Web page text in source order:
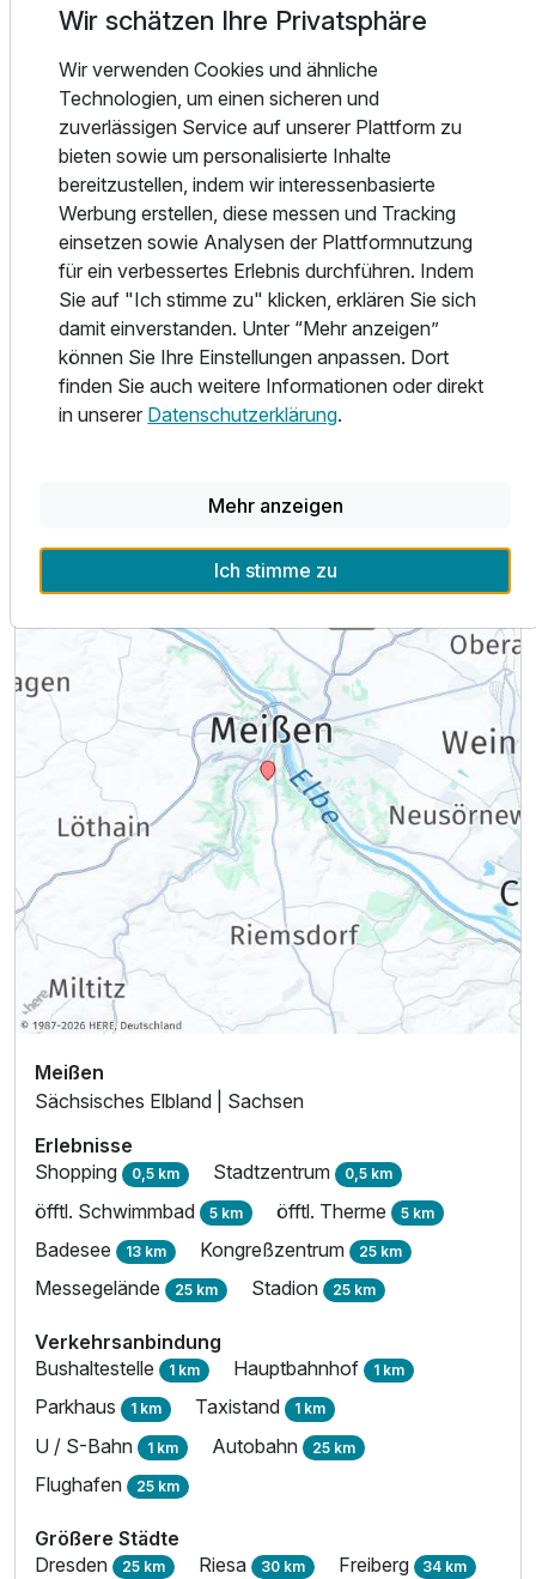
Einzelzimmer
1 Erwachsenen und 1 Kind
Zusatznächte
p.P. ab 115,00 €
täglich von 11:00 bis 22:30 Uhr köstliche Gaumenfreuden
genießen. Erleben Sie ein Stück Italien in unserer
idyllischen Umgebung und tanken Sie nach einem
aufregenden Tag Kraft. Gerne können Sie die Speisen
auch zum Mitnehmen bestellen, um sich für Ihren Ausflug
zu stärken.
Alle Infos zum Hotel Siebeneichen
Lage & Umgebung
Meißen
Sächsisches Elbland | Sachsen
Erlebnisse
Shopping 0,5 km Stadtzentrum 0,5 km
öfftl. Schwimmbad 5 km öfftl. Therme 5 km
Badesee 13 km Kongreßzentrum 25 km
Messegelände 25 km Stadion 25 km
Verkehrsanbindung
Bushaltestelle 1 km Hauptbahnhof 1 km
Parkhaus 1 km Taxistand 1 km
U / S-Bahn 1 km Autobahn 25 km
Flughafen 25 km
Größere Städte
Dresden 25 km Riesa 30 km Freiberg 34 km
Wir schätzen Ihre Privatsphäre
Wir verwenden Cookies und ähnliche
Technologien, um einen sicheren und
zuverlässigen Service auf unserer Plattform zu
bieten sowie um personalisierte Inhalte
bereitzustellen, indem wir interessenbasierte
Werbung erstellen, diese messen und Tracking
einsetzen sowie Analysen der Plattformnutzung
für ein verbessertes Erlebnis durchführen. Indem
Sie auf "Ich stimme zu" klicken, erklären Sie sich
damit einverstanden. Unter “Mehr anzeigen”
können Sie Ihre Einstellungen anpassen. Dort
finden Sie auch weitere Informationen oder direkt
in unserer Datenschutzerklärung.
Mehr anzeigen
Ich stimme zu